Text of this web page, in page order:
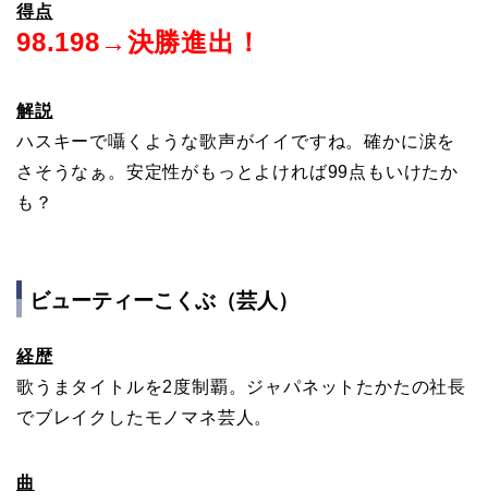
得点
98.198→決勝進出！
解説
ハスキーで囁くような歌声がイイですね。確かに涙を
さそうなぁ。安定性がもっとよければ99点もいけたか
も？
ビューティーこくぶ（芸人）
経歴
歌うまタイトルを2度制覇。ジャパネットたかたの社長
でブレイクしたモノマネ芸人。
曲